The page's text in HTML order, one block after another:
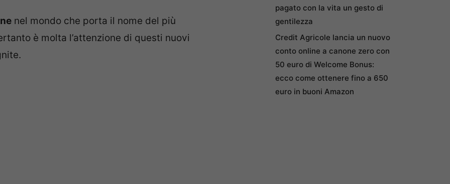
nel mondo che porta il nome del più
è molta l’attenzione di questi nuovi
pagato con la vita un gesto di
gentilezza
Credit Agricole lancia un nuovo
conto online a canone zero con
50 euro di Welcome Bonus:
ecco come ottenere fino a 650
euro in buoni Amazon